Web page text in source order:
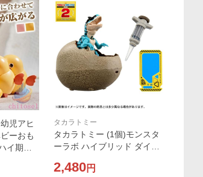
児アヒ
ーおも
イ期お
親子
タカラトミー
タカラトミー (1個)モンスタ
ーラボ ハイブリッド ダイナ
2,480円